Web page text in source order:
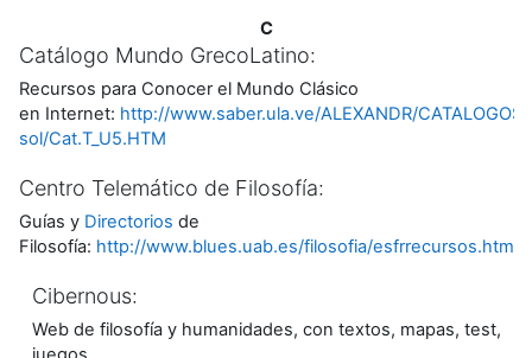
C
Catálogo Mundo GrecoLatino:
Recursos para Conocer el Mundo Clásico
en Internet: http://www.saber.ula.ve/ALEXANDR/
sol/Cat.T_U5.HTM
Centro Telemático de Filosofía:
Guías y Directorios de
Filosofía: http://www.blues.uab.es/filosofia/esfrrecursos.html
Cibernous:
Web de filosofía y humanidades, con textos, mapas, test,